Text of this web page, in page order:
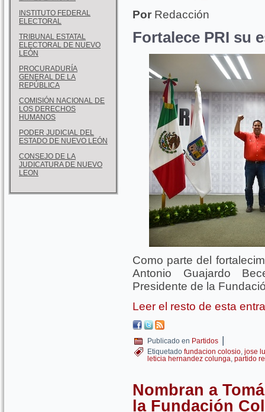
INSTITUTO FEDERAL
ELECTORAL
TRIBUNAL ESTATAL
ELECTORAL DE NUEVO
LEÓN
PROCURADURÍA
GENERAL DE LA
REPÚBLICA
COMISIÓN NACIONAL DE
LOS DERECHOS
HUMANOS
PODER JUDICIAL DEL
ESTADO DE NUEVO LEÓN
CONSEJO DE LA
JUDICATURA DE NUEVO
LEON
Por Redacción
Fortalece PRI su
Como parte del
Antonio Guajardo
Presidente de la
Leer el resto de esta
Publicado en Partidos |
Etiquetado fundacion colosio, jose
leticia hernandez colunga, partido
Nombran a
la Fundación